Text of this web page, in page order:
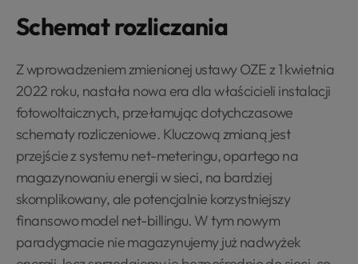
Schemat rozliczania
Z wprowadzeniem zmienionej ustawy OZE z 1 kwietnia
2022 roku, nastała nowa era dla właścicieli instalacji
fotowoltaicznych, przełamując dotychczasowe
schematy rozliczeniowe. Kluczową zmianą jest
przejście z systemu net-meteringu, opartego na
magazynowaniu energii w sieci, na bardziej
skomplikowany, ale potencjalnie korzystniejszy
finansowo model net-billingu. W tym nowym
paradygmacie nie magazynujemy już nadwyżek